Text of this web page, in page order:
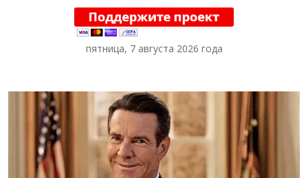
пятница, 7 августа 2026 года